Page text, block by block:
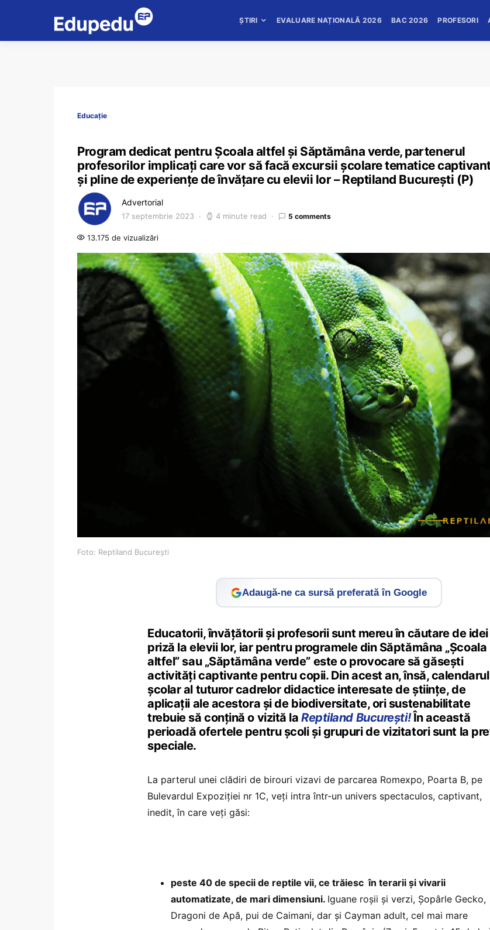
ȘTIRI EVALUARE NAȚIONALĂ 2026 BAC 2026 PROFESORI
Educație
Program dedicat pentru Școala altfel și Săptămâna verde, partenerul
profesorilor implicați care vor să facă excursii școlare tematice
și pline de experiențe de învățare cu elevii lor – Reptiland București (P)
Advertorial
17 septembrie 2023 4 minute read 5 comments
13.175 de vizualizări
Foto: Reptiland București
Adaugă-ne ca sursă preferată în Google
Educatorii, învățătorii și profesorii sunt mereu în căutare de
priză la elevii lor, iar pentru programele din Săptămâna „Școala
altfel” sau „Săptămâna verde” este o provocare să găsești
activități captivante pentru copii. Din acest an, însă, calendarul
școlar al tuturor cadrelor didactice interesate de științe, de
aplicații ale acestora și de biodiversitate, ori sustenabilitate
trebuie să conțină o vizită laReptiland București!În această
perioadă ofertele pentru școli și grupuri de vizitatori sunt la
speciale.
La parterul unei clădiri de birouri vizavi de parcarea Romexpo, Poarta B, pe
Bulevardul Expoziției nr 1C, veți intra într-un univers spectaculos, captivant,
inedit, în care veți găsi:
peste 40 de specii de reptile vii, ce trăiesc în terarii și vivarii
automatizate, de mari dimensiuni. Iguane roșii și verzi, Șopârle Gecko,
Dragoni de Apă, pui de Caimani, dar și Cayman adult, cel mai mare